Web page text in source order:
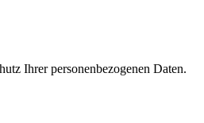
Ihrer personenbezogenen Daten.